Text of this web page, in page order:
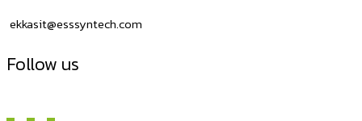
ekkasit@esssyntech.com
Follow us